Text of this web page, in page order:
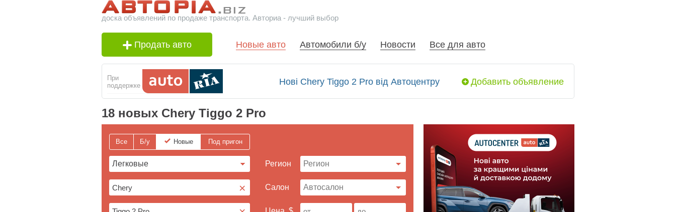
доска объявлений по продаже транспорта. Авториа - лучший выбор
Продать авто Новые авто Автомобили б/у Новости Все для авто
При
поддержке
Нові Chery Tiggo 2 Pro від Автоцентру Добавить объявление
18 новых Chery Tiggo 2 Pro
Все Б/у Новые Под пригон
×
Регион
Cалон